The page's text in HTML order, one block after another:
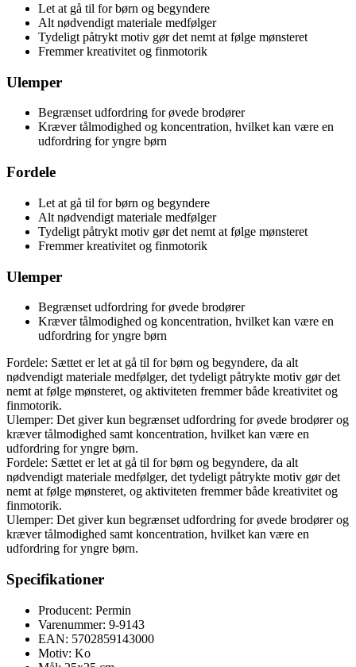
Let at gå til for børn og begyndere
Alt nødvendigt materiale medfølger
Tydeligt påtrykt motiv gør det nemt at følge mønsteret
Fremmer kreativitet og finmotorik
Ulemper
Begrænset udfordring for øvede brodører
Kræver tålmodighed og koncentration, hvilket kan være en
udfordring for yngre børn
Fordele
Let at gå til for børn og begyndere
Alt nødvendigt materiale medfølger
Tydeligt påtrykt motiv gør det nemt at følge mønsteret
Fremmer kreativitet og finmotorik
Ulemper
Begrænset udfordring for øvede brodører
Kræver tålmodighed og koncentration, hvilket kan være en
udfordring for yngre børn
Fordele: Sættet er let at gå til for børn og begyndere, da alt
nødvendigt materiale medfølger, det tydeligt påtrykte motiv gør det
nemt at følge mønsteret, og aktiviteten fremmer både kreativitet og
finmotorik.
Ulemper: Det giver kun begrænset udfordring for øvede brodører og
kræver tålmodighed samt koncentration, hvilket kan være en
udfordring for yngre børn.
Fordele: Sættet er let at gå til for børn og begyndere, da alt
nødvendigt materiale medfølger, det tydeligt påtrykte motiv gør det
nemt at følge mønsteret, og aktiviteten fremmer både kreativitet og
finmotorik.
Ulemper: Det giver kun begrænset udfordring for øvede brodører og
kræver tålmodighed samt koncentration, hvilket kan være en
udfordring for yngre børn.
Specifikationer
Producent: Permin
Varenummer: 9-9143
EAN: 5702859143000
Motiv: Ko